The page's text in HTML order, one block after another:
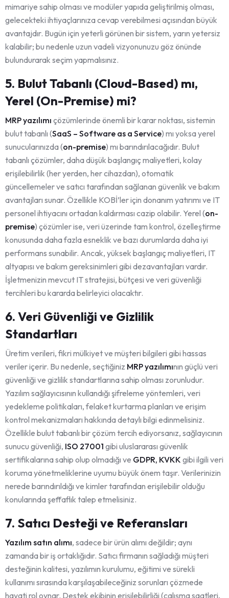
mimariye sahip olması ve modüler yapıda geliştirilmiş olması,
gelecekteki ihtiyaçlarınıza cevap verebilmesi açısından büyük
avantajdır. Bugün için yeterli görünen bir sistem, yarın yetersiz
kalabilir; bu nedenle uzun vadeli vizyonunuzu göz önünde
bulundurarak seçim yapmalısınız.
5. Bulut Tabanlı (Cloud-Based) mı,
Yerel (On-Premise) mi?
MRP yazılımı çözümlerinde önemli bir karar noktası, sistemin
bulut tabanlı (SaaS – Software as a Service) mı yoksa yerel
sunucularınızda (on-premise) mı barındırılacağıdır. Bulut
tabanlı çözümler, daha düşük başlangıç maliyetleri, kolay
erişilebilirlik (her yerden, her cihazdan), otomatik
güncellemeler ve satıcı tarafından sağlanan güvenlik ve bakım
avantajları sunar. Özellikle KOBİ’ler için donanım yatırımı ve IT
personel ihtiyacını ortadan kaldırması cazip olabilir. Yerel (on-
premise) çözümler ise, veri üzerinde tam kontrol, özelleştirme
konusunda daha fazla esneklik ve bazı durumlarda daha iyi
performans sunabilir. Ancak, yüksek başlangıç maliyetleri, IT
altyapısı ve bakım gereksinimleri gibi dezavantajları vardır.
İşletmenizin mevcut IT stratejisi, bütçesi ve veri güvenliği
tercihleri bu kararda belirleyici olacaktır.
6. Veri Güvenliği ve Gizlilik
Standartları
Üretim verileri, fikri mülkiyet ve müşteri bilgileri gibi hassas
veriler içerir. Bu nedenle, seçtiğiniz MRP yazılımının güçlü veri
güvenliği ve gizlilik standartlarına sahip olması zorunludur.
Yazılım sağlayıcısının kullandığı şifreleme yöntemleri, veri
yedekleme politikaları, felaket kurtarma planları ve erişim
kontrol mekanizmaları hakkında detaylı bilgi edinmelisiniz.
Özellikle bulut tabanlı bir çözüm tercih ediyorsanız, sağlayıcının
sunucu güvenliği, ISO 27001 gibi uluslararası güvenlik
sertifikalarına sahip olup olmadığı ve GDPR, KVKK gibi ilgili veri
koruma yönetmeliklerine uyumu büyük önem taşır. Verilerinizin
nerede barındırıldığı ve kimler tarafından erişilebilir olduğu
konularında şeffaflık talep etmelisiniz.
7. Satıcı Desteği ve Referansları
Yazılım satın alımı, sadece bir ürün alımı değildir; aynı
zamanda bir iş ortaklığıdır. Satıcı firmanın sağladığı müşteri
desteğinin kalitesi, yazılımın kurulumu, eğitimi ve sürekli
kullanımı sırasında karşılaşabileceğiniz sorunları çözmede
hayati rol oynar. Destek ekibinin erişilebilirliği (çalışma saatleri,